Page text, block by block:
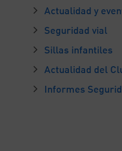
Actualidad y
Seguridad vial
Sillas infantiles
Actualidad del
Informes